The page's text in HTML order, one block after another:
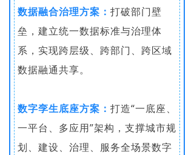
数据融合治理方案： 打破部门壁
垒，建立统一数据标准与治理体
系，实现跨层级、跨部门、跨区域
数据融通共享。
数字孪生底座方案： 打造“一底座、
一平台、多应用”架构，支撑城市规
划、建设、治理、服务全场景数字